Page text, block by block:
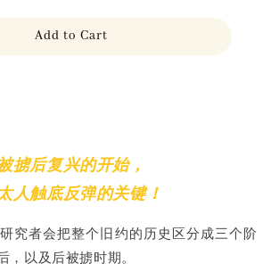
Add to Cart
掳后复兴的开始，
人触底反弹的关键！
究者会把整个旧约的历史区分成三个阶
，以及后被掳时期。